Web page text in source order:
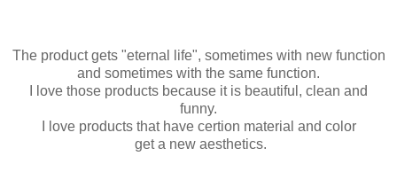
The product gets "eternal life", sometimes with new function
and sometimes with the same function.
I love those products because it is beautiful, clean and
funny.
I love products that have certion material and color
get a new aesthetics.